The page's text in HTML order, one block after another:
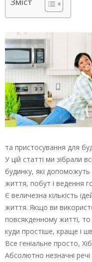
та пристосування для
У цій статті ми зібрали
будинку, які
життя, побут і ведення
Є величезна кількість
життя. Якщо ви
повсякденному житті, то
куди простіше, краще і
Все геніальне просто,
Абсолютно незначні